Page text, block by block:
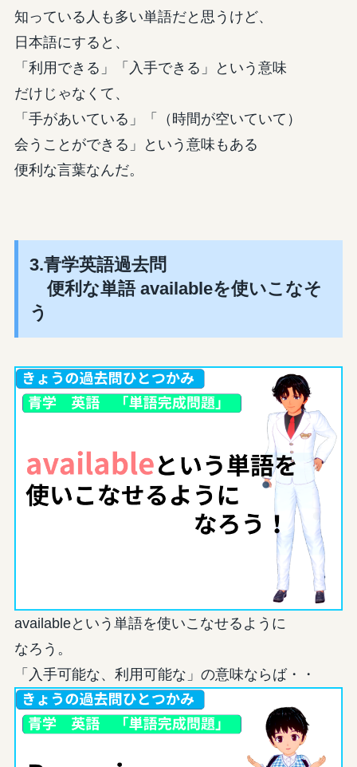
知っている人も多い単語だと思うけど、
日本語にすると、
「利用できる」「入手できる」という意味
だけじゃなくて、
「手があいている」「（時間が空いていて）
会うことができる」という意味もある
便利な言葉なんだ。
3.青学英語過去問
便利な単語 availableを使いこなそ
う
availableという単語を使いこなせるように
なろう。
「入手可能な、利用可能な」の意味ならば・・